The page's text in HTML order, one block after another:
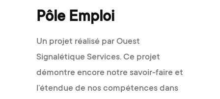
Pôle Emploi
Un projet réalisé par Ouest
Signalétique Services. Ce projet
démontre encore notre savoir-faire et
l’étendue de nos compétences dans